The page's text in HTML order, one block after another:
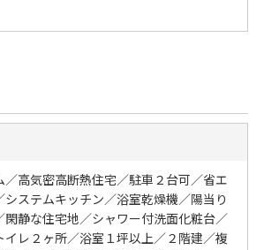
高気密高断熱住宅／駐車２台可／省エ
ステムキッチン／浴室乾燥機／陽当り
閑静な住宅地／シャワー付洗面化粧台／
レ２ヶ所／浴室１坪以上／２階建／複